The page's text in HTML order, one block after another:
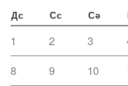
Дс Сс Сә
1 2 3
8 9 10